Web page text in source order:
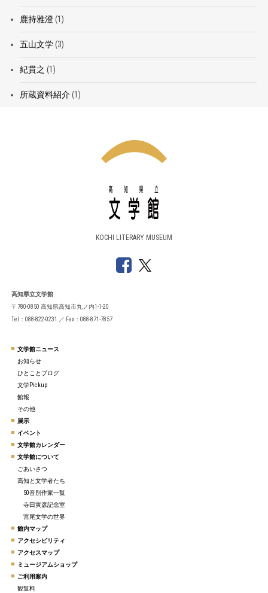
鹿持雅澄(1)
五山文学(3)
紀貫之 (1)
所蔵資料紹介(1)
KOCHI LITERARY MUSEUM
高知県立文学館
〒780-0850 高知県高知市丸ノ内1-1-20
Tel：088-822-0231 ／ Fax：088-871-7857
文学館ニュース
お知らせ
ひとことブログ
文学Pickup
館報
その他
展示
イベント
文学館カレンダー
文学館について
ごあいさつ
高知と文学者たち
50音別作家一覧
寺田寅彦記念室
宮尾文学の世界
館内マップ
アクセシビリティ
アクセスマップ
ミュージアムショップ
ご利用案内
観覧料